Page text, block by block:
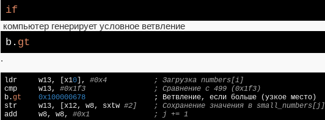
if
компьютер генерирует условное ветвление
b. gt
.
ldr     w13, [x10 ], #0x4           ; Загрузка numbers[i]
cmp     w13, #0x1f3                ; Сравнение с 499 (0x1f3)
b.gt 0x100000678
                ; Ветвление, если больше (узкое место)
str     w13, [x12, w8, sxtw #2]    ; Сохранение значения в small_numbers[j]
add     w8, w8, #0x1               ; j += 1